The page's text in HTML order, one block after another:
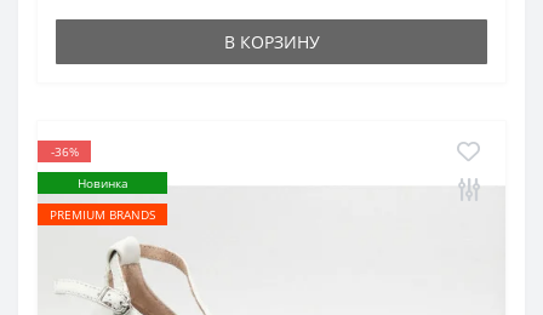
В КОРЗИНУ
-36%
Новинка
PREMIUM BRANDS